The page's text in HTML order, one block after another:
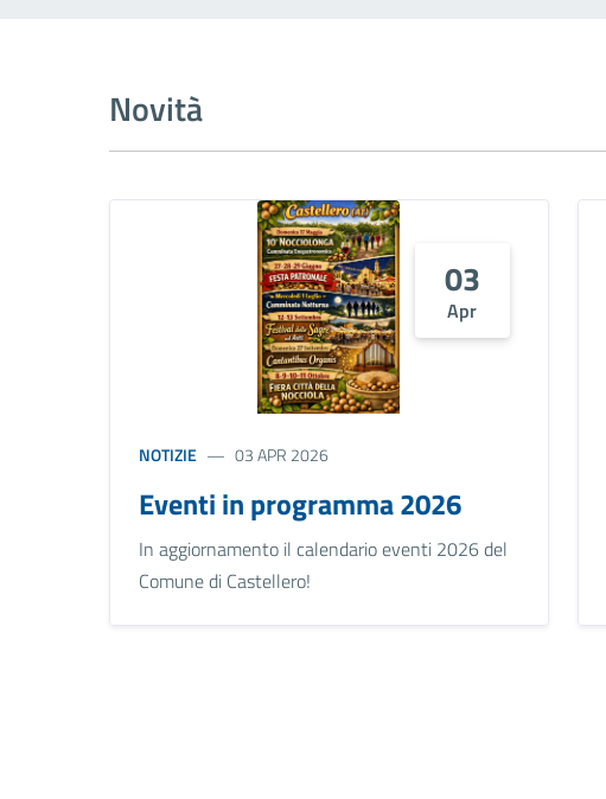
Novità
03
Apr
NOTIZIE 03 APR 2026
Eventi in programma 2026
In aggiornamento il calendario eventi 2026 del
Comune di Castellero!